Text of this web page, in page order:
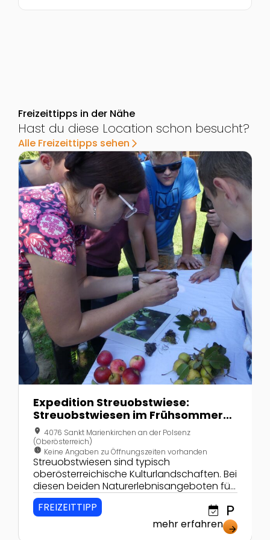
Freizeittipps in der Nähe
Hast du diese Location schon besucht?
Alle Freizeittipps sehen arrow_forward_ios
Zur Detailseite von Expedition Streuobstwiese:
Expedition Streuobstwiese:
Streuobstwiesen im Frühsommer
und Herbst
location_on 4076 Sankt Marienkirchen an der Polsenz
(Oberösterreich)
nest_clock_farsight_analog Keine Angaben zu Öffnungszeiten vorhanden
Streuobstwiesen sind typisch
oberösterreichische Kulturlandschaften. Bei
diesen beiden Naturerlebnisangeboten für
Schulklassen lernen die Kinder die
heimischen Wiesenblumen und Wildkräuter
mit allen Sinnen kennen und erfahren,
warum die Streuobstwiese als Lebensraum
FREIZEITTIPP event_available local_parking
mehr erfahren arrow_forward